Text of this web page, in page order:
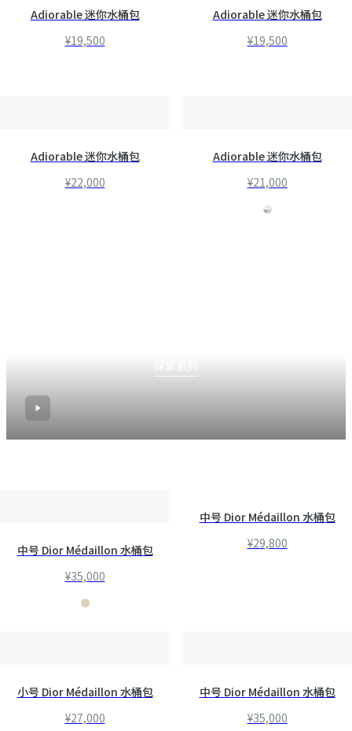
Adiorable 迷你水桶包
¥19,500
Adiorable 迷你水桶包
¥19,500
Adiorable 迷你水桶包
¥22,000
Adiorable 迷你水桶包
¥21,000
中号 Dior Médaillon 水桶包
¥35,000
中号 Dior Médaillon 水桶包
¥29,800
小号 Dior Médaillon 水桶包
¥27,000
中号 Dior Médaillon 水桶包
¥35,000